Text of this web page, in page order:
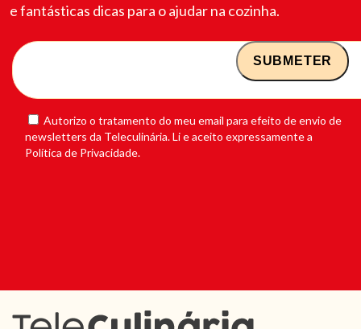
e fantásticas dicas para o ajudar na cozinha.
Autorizo o tratamento do meu email para efeito de envio de
newsletters da Teleculinária. Li e aceito expressamente a
Política de Privacidade.